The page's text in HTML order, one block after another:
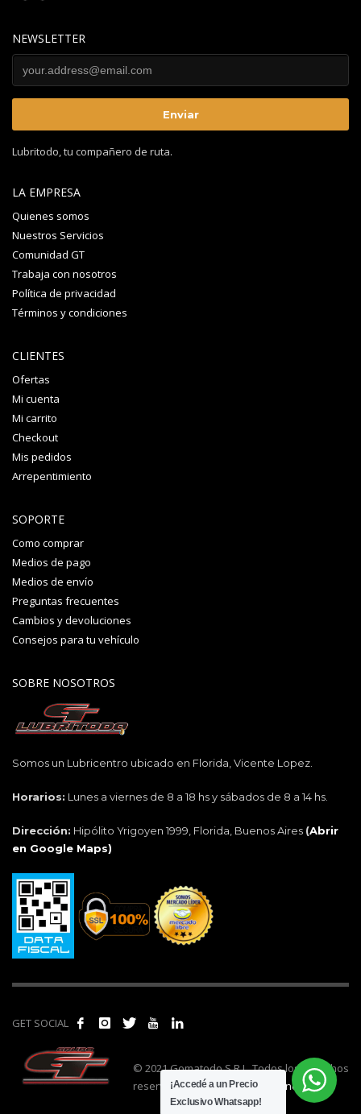
NEWSLETTER
Lubritodo, tu compañero de ruta.
LA EMPRESA
Quienes somos
Nuestros Servicios
Comunidad GT
Trabaja con nosotros
Política de privacidad
Términos y condiciones
CLIENTES
Ofertas
Mi cuenta
Mi carrito
Checkout
Mis pedidos
Arrepentimiento
SOPORTE
Como comprar
Medios de pago
Medios de envío
Preguntas frecuentes
Cambios y devoluciones
Consejos para tu vehículo
SOBRE NOSOTROS
Somos un Lubricentro ubicado en Florida, Vicente Lopez.
Horarios: Lunes a viernes de 8 a 18 hs y sábados de 8 a 14 hs.
Dirección: Hipólito Yrigoyen 1999, Florida, Buenos Aires (Abrir
en Google Maps)
GET SOCIAL
© 2021 Gomatodo S.R.L. Todos los derechos
reservados. | Realizado por
cónclave.
¡Accedé a un Precio
Exclusivo Whatsapp!